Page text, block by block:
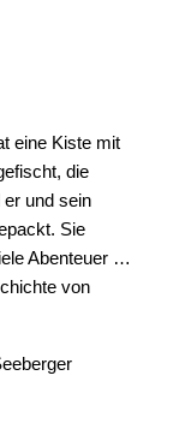
eine Kiste mit
die
und sein
Sie
Abenteuer …
von